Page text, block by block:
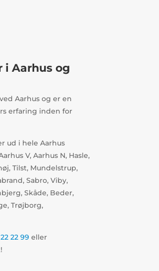
Aarhus og
Aarhus og er en
erfaring inden for
ud i hele Aarhus
V, Aarhus N, Hasle,
Tilst, Mundelstrup,
Sabro, Viby,
Skåde, Beder,
Trøjborg,
22 99 eller